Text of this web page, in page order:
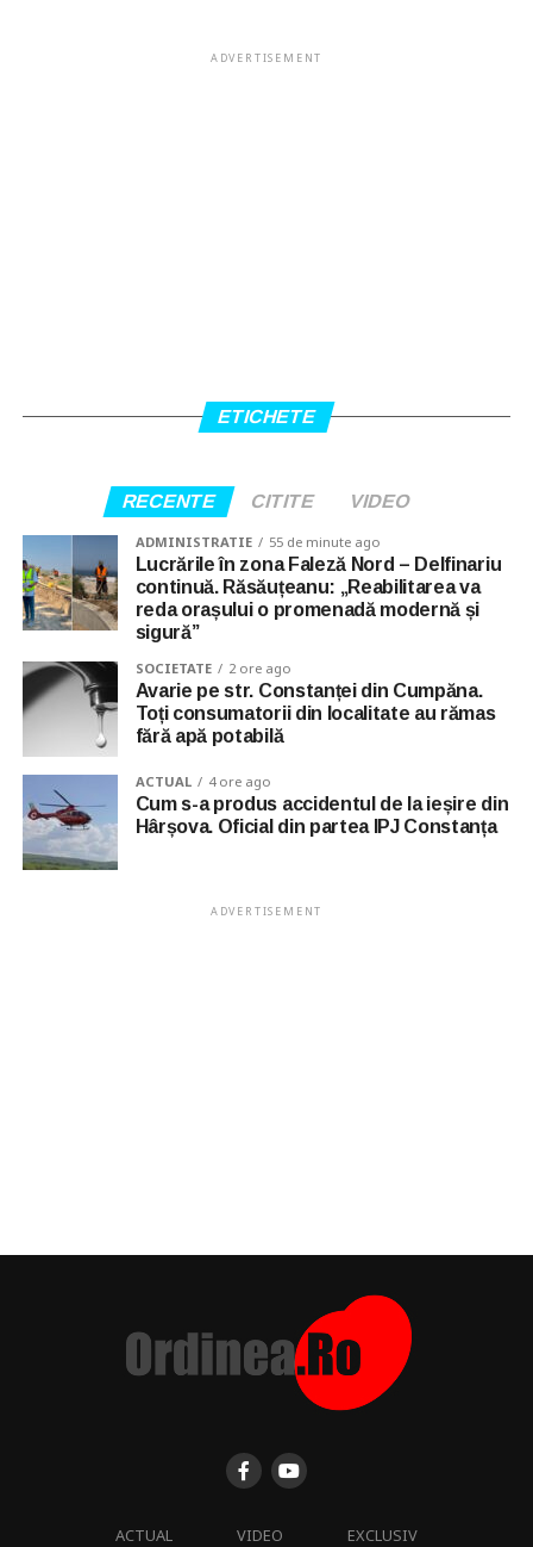
ADVERTISEMENT
ETICHETE
RECENTE CITITE VIDEO
ADMINISTRATIE 55 de minute ago
Lucrările în zona Faleză Nord – Delfinariu
continuă. Răsăuțeanu: „Reabilitarea va
reda orașului o promenadă modernă și
sigură”
SOCIETATE 2 ore ago
Avarie pe str. Constanței din Cumpăna.
Toți consumatorii din localitate au rămas
fără apă potabilă
ACTUAL 4 ore ago
Cum s-a produs accidentul de la ieșire din
Hârșova. Oficial din partea IPJ Constanța
ADVERTISEMENT
ACTUAL VIDEO
EXCLUSIV